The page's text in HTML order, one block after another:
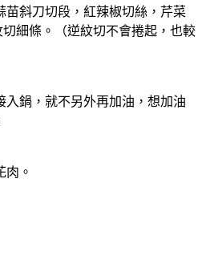
斜刀切段，紅辣椒切絲，芹菜
細條。（逆紋切不會捲起，也較
鍋，就不另外再加油，想加油
肉。